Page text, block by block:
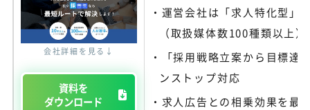
会社詳細を見る↓
資料を
ダウンロード
運営会社は「求人特化型」
（取扱媒体数100種類以上）
「採用戦略立案から目標達
ンストップ対応
求人広告との相乗効果を最